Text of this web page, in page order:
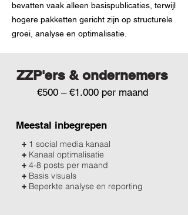
bevatten vaak alleen basispublicaties, terwijl
hogere pakketten gericht zijn op structurele
groei, analyse en optimalisatie.
ZZP'ers & ondernemers
€500 – €1.000 per maand
Meestal inbegrepen
+ 1 social media kanaal
+ Kanaal optimalisatie
+ 4-8 posts per maand
+ Basis visuals
+ Beperkte analyse en reporting